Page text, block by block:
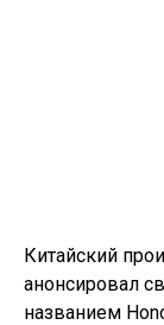
Китайский
анонсировал
названием